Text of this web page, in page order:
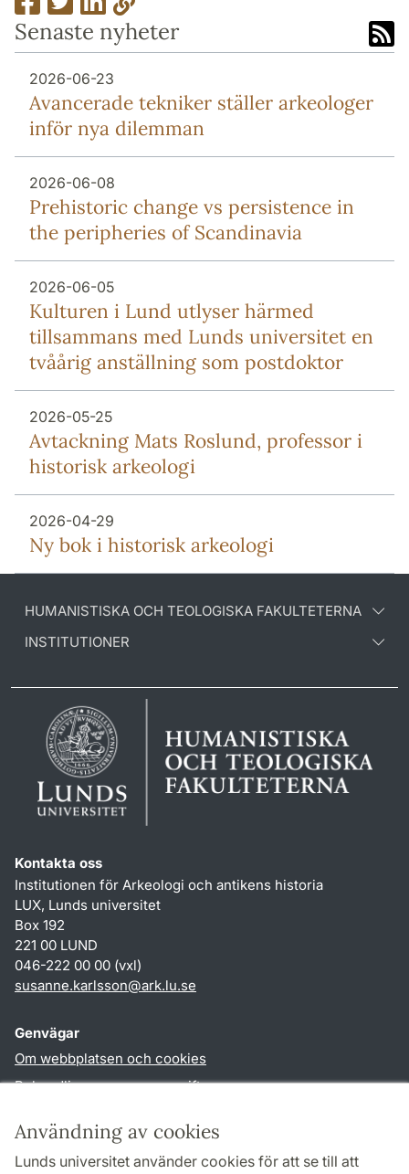
Användning av cookies
Lunds universitet använder cookies för att se till att
Senaste nyheter
2026-06-23
Avancerade tekniker ställer arkeologer
inför nya dilemman
2026-06-08
Prehistoric change vs persistence in
the peripheries of Scandinavia
2026-06-05
Kulturen i Lund utlyser härmed
tillsammans med Lunds universitet en
tvåårig anställning som postdoktor
2026-05-25
Avtackning Mats Roslund, professor i
historisk arkeologi
2026-04-29
Ny bok i historisk arkeologi
HUMANISTISKA OCH TEOLOGISKA FAKULTETERNA
INSTITUTIONER
Kontakta oss
Institutionen för Arkeologi och antikens historia
LUX, Lunds universitet
Box 192
221 00 LUND
046-222 00 00 (vxl)
susanne.karlsson@ark.lu.se
Genvägar
Om webbplatsen och cookies
Behandling av personuppgifter
TYPO3-login